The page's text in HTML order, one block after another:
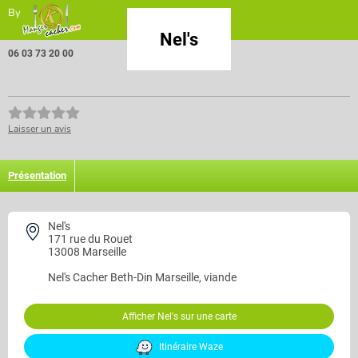
By
Nel's
06 03 73 20 00
Laisser un avis
Présentation
Nel's
171 rue du Rouet
13008 Marseille
Nel'sCacher Beth-Din Marseille, viande
Afficher Nel's sur une carte
Itinéraire Waze